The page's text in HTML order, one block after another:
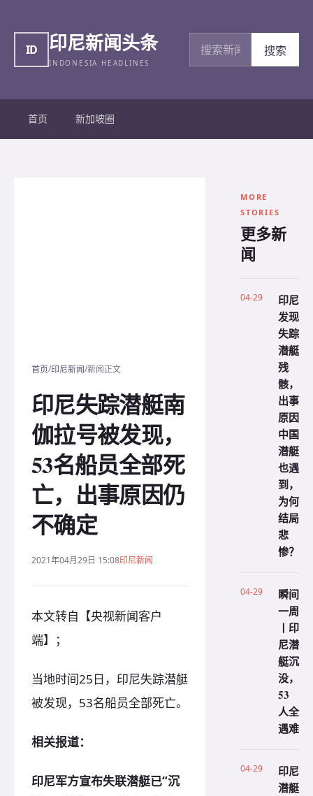
ID 印尼新闻头条
INDONESIA HEADLINES
搜索新闻
搜索
首页 新加坡圈
首页/印尼新闻/新闻正文
印尼失踪潜艇南
伽拉号被发现，
53名船员全部死
亡，出事原因仍
不确定
2021年04月29日 15:08印尼新闻
本文转自【央视新闻客户
端】；
当地时间25日，印尼失踪潜艇
被发现，53名船员全部死亡。
相关报道：
印尼军方宣布失联潜艇已“沉
MORE
STORIES
更多新
闻
04-29
印尼
发现
失踪
潜艇
残
骸，
出事
原因
中国
潜艇
也遇
到，
为何
结局
悲
惨？
04-29
瞬间
一周
丨印
尼潜
艇沉
没，
53
人全
遇难
04-29
印尼
潜艇